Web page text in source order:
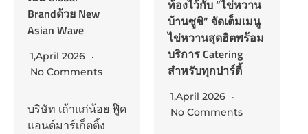
ท้องไว้กับ “ไข่หวาน
บ้านซูชิ” จัดเต็มเมนู
ไข่หวานสุดฮิตพร้อม
บริการ Catering
สำหรับทุกปาร์ตี้
No Comments
นายโทชิยูกิ อีซูกะ
กรรมการผู้จัดการ
บริษัท มิตซูบิชิ อีเล็ค
ทริค กันยงวัฒนา
จำกัด เปิดเผยภาพ
รวมของสถานการณ์